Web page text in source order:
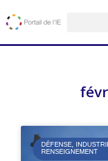
DÉFENSE,
RENSEIGNEMENT